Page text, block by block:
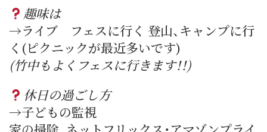
趣味は
→ライブ フェスに行く 登山、キャンプに行
く(ピクニックが最近多いです)
(竹中もよくフェスに行きます！！)
休日の過ごし方
→子どもの監視